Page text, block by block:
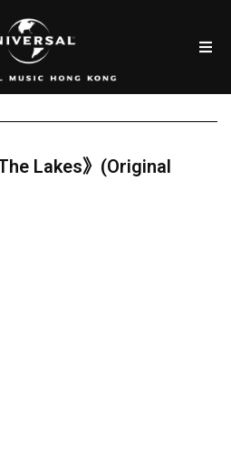
Lakes》(Original